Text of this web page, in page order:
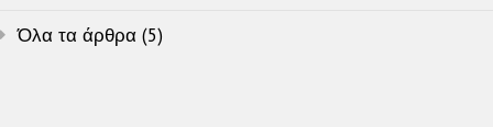
Όλα τα άρθρα (5)